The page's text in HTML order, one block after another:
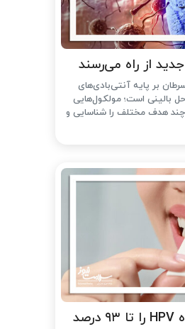
از راه می‌رسند
بر پایه آنتی‌بادی‌های
بالینی است؛ مولکول‌هایی
هدف مختلف را شناسایی و
آدامس مهندسی‌شده‌ HPV را تا ۹۳ درصد